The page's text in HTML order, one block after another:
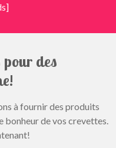
des
à fournir des produits
bonheur de vos crevettes.